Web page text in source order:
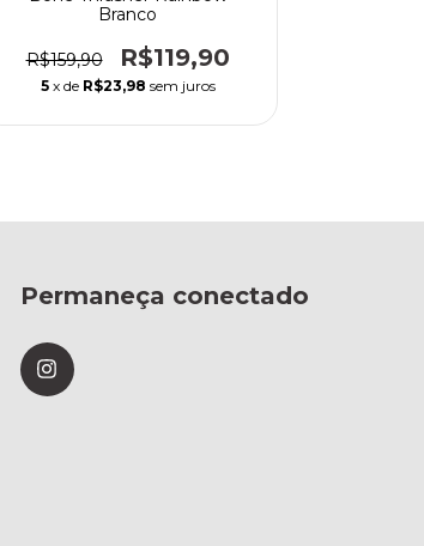
Branco
R$159,90 R$119,90
5 x de R$23,98 sem juros
Permaneça conectado